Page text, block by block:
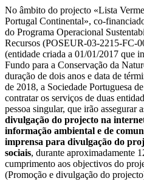
No âmbito do projecto «Lista
Portugal Continental», co-
do Programa Operacional
Recursos (POSEUR-03-2215-FC-
(entidade criada a 01/01/2017 que
Fundo para a Conservação da
duração de dois anos e data de
de 2018, a Sociedade Portuguesa
contratar os serviços de duas
pessoa singular, que irão assegurar
divulgação do projecto na
informação ambiental e de
imprensa para divulgação do
sociais, durante aproximadamente
cumprimento aos objectivos do
(Promoção e divulgação do